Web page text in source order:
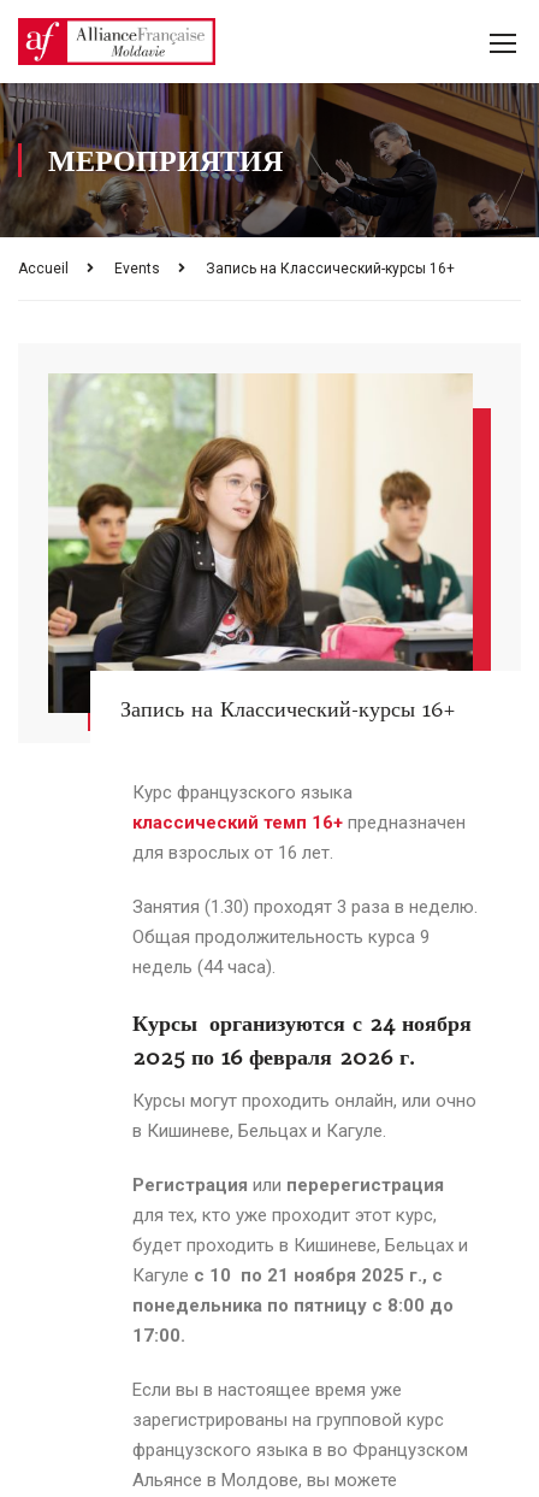
МЕРОПРИЯТИЯ
Accueil Events Запись на Классический-курсы 16+
Запись на Классический-курсы 16+
Курс французского языка
классический темп 16+ предназначен
для взрослых от 16 лет.
Занятия (1.30) проходят 3 раза в неделю.
Общая продолжительность курса 9
недель (44 часа).
Курсы организуются с 24 ноября
2025 по 16 февраля 2026 г.
Курсы могут проходить онлайн, или очно
в Кишиневе, Бельцах и Кагуле.
Регистрация или перерегистрация
для тех, кто уже проходит этот курс,
будет проходить в Кишиневе, Бельцах и
Кагуле с 10 по 21 ноября 2025 г., с
понедельника по пятницу с 8:00 до
17:00.
Если вы в настоящее время уже
зарегистрированы на групповой курс
французского языка в во Французском
Альянсе в Молдове, вы можете